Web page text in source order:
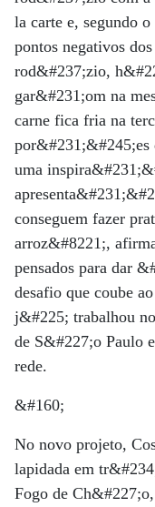
la carte e, segundo
pontos negativos
rod&#237;zio,
gar&#231;om na
carne fica fria na
por&#231;&#245;es
uma
conseguem fazer
arroz&#8221;,
pensados para dar
desafio que coube
j&#225; trabalhou
de S&#227;o Paulo
rede.
&#160;
No novo projeto,
lapidada em
Fogo de